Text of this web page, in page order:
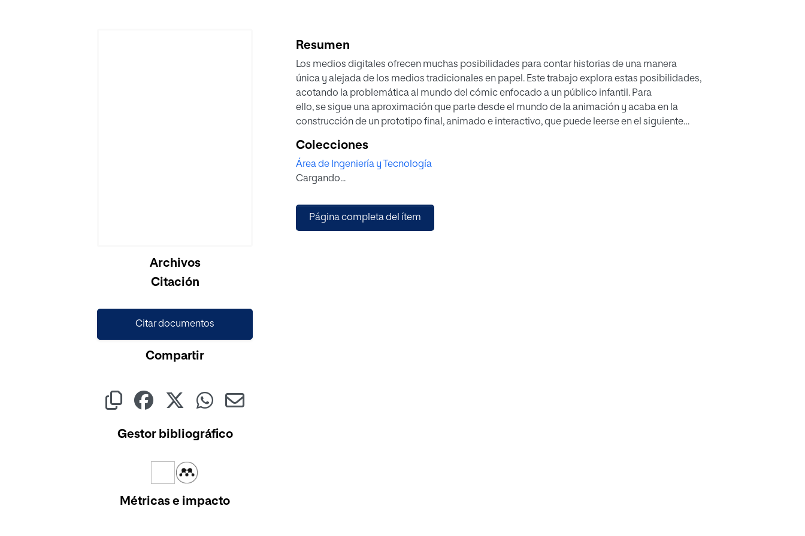
Archivos
Citación
Citar documentos
Compartir
Gestor bibliográfico
Métricas e impacto
Resumen
Los medios digitales ofrecen muchas posibilidades para contar historias de una manera
única y alejada de los medios tradicionales en papel. Este trabajo explora estas posibilidades,
acotando la problemática al mundo del cómic enfocado a un público infantil. Para
ello, se sigue una aproximación que parte desde el mundo de la animación y acaba en la
construcción de un prototipo final, animado e interactivo, que puede leerse en el siguiente
Este trabajo parte de una investigación de los cómics digitales y de aspectos relevantes
para un prototipo digital. Con esta base se abarca el proceso de diseño completo: guión
y storyboard, diseño y rigging de personajes, modelado 3D de escenarios, animaciones y
entre el público objetivo, permitiendo la evaluación del mismo como solución válida
frente al problema de partida.
Colecciones
Área de Ingeniería y Tecnología
Cargando...
Página completa del ítem